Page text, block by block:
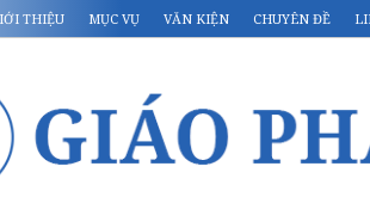
THIỆU MỤC VỤ VĂN KIỆN CHUYÊN ĐỀ